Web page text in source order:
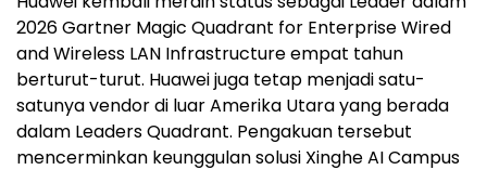
2026 Gartner Magic Quadrant for Enterprise Wired
and Wireless LAN Infrastructure empat tahun
berturut-turut. Huawei juga tetap menjadi satu-
satunya vendor di luar Amerika Utara yang berada
dalam Leaders Quadrant. Pengakuan tersebut
mencerminkan keunggulan solusi Xinghe AI Campus